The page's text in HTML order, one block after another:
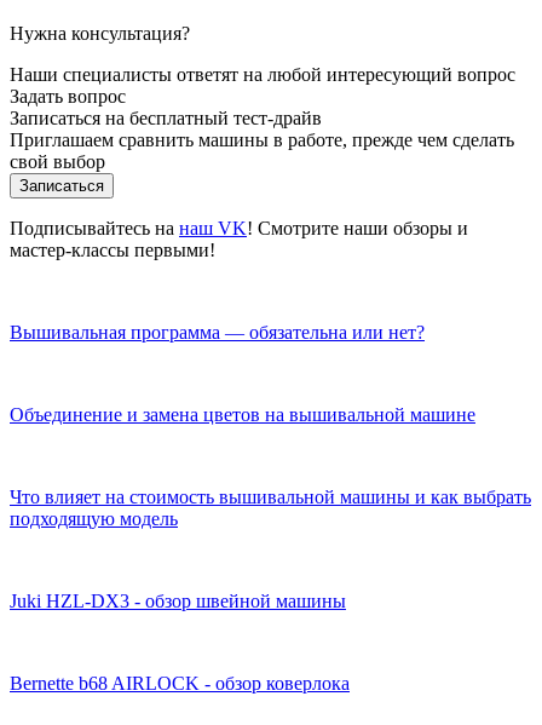
Нужна консультация?
Наши специалисты ответят на любой интересующий вопрос
Задать вопрос
Записаться на бесплатный тест-драйв
Приглашаем сравнить машины в работе, прежде чем сделать
свой выбор
Записаться
Подписывайтесь на наш VK! Смотрите наши обзоры и
мастер-классы первыми!
Вышивальная программа — обязательна или нет?
Объединение и замена цветов на вышивальной машине
Что влияет на стоимость вышивальной машины и как выбрать
подходящую модель
Juki HZL-DX3 - обзор швейной машины
Bernette b68 AIRLOCK - обзор коверлока